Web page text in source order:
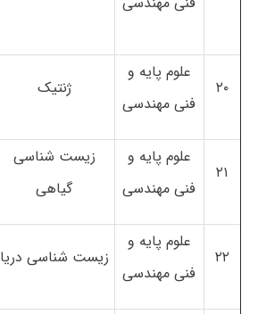
۲۰
علوم پایه و
فنی مهندسی
ژنتیک
۲۱
علوم پایه و
فنی مهندسی
زیست شناسی
گیاهی
۲۲
علوم پایه و
فنی مهندسی
زیست شناسی دریا